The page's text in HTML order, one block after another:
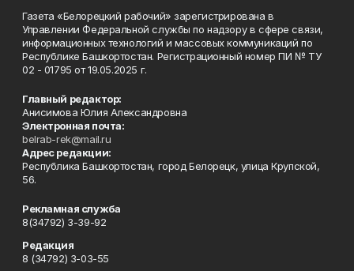
Газета «Белорецкий рабочий» зарегистрирована в
Управлении Федеральной службы по надзору в сфере связи,
информационных технологий и массовых коммуникаций по
Республике Башкортостан. Регистрационный номер ПИ № ТУ
02 - 01795 от 19.05.2025 г.
Главный редактор:
Анисимова Юлия Александровна
Электронная почта:
belrab-rek@mail.ru
Адрес редакции:
Республика Башкортостан, город Белорецк, улица Крупской,
56.
Рекламная служба
8(34792) 3-39-92
Редакция
8 (34792) 3-03-55